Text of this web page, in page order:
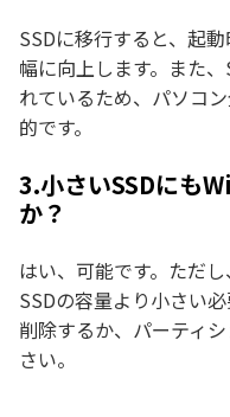
SSDに移行すると、起
幅に向上します。また
れているため、パソコ
的です。
3.小さいSSDにも
か？
はい、可能です。ただ
SSDの容量より小さい
削除するか、パーティ
さい。